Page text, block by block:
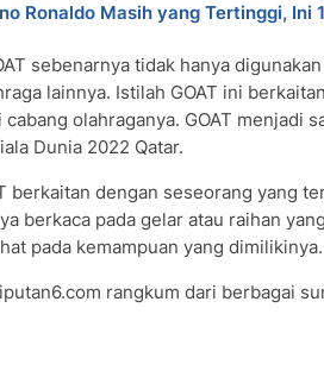
Ronaldo Masih yang Tertinggi, Ini
sebenarnya tidak hanya
lainnya. Istilah GOAT ini
olahraganya. GOAT menjadi
Dunia 2022 Qatar.
berkaitan dengan seseorang yang
berkaca pada gelar atau raihan
pada kemampuan yang dimilikinya.
rangkum dari berbagai